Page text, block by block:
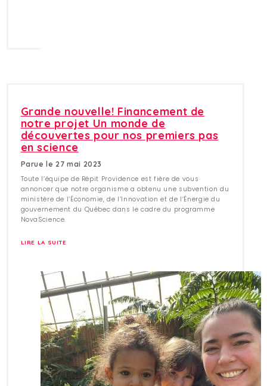
Grande nouvelle! Financement de
notre projet Un monde de
découvertes pour nos premiers pas
en science
Parue le 27 mai 2023
Toute l’équipe de Répit Providence est fière de vous
annoncer que notre organisme a obtenu une subvention du
ministère de l’Économie, de l’Innovation et de l’Énergie du
gouvernement du Québec dans le cadre du programme
NovaScience.
LIRE LA SUITE